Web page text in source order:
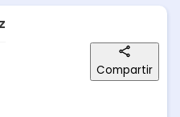
Compartir